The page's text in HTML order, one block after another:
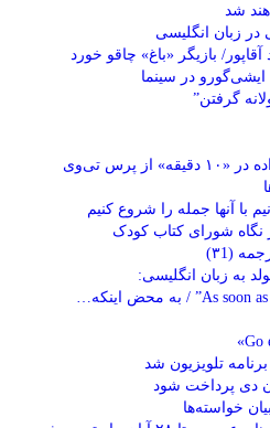
شد
در زبان انگلیسی
بازیگر «باغ» چاقو خورد
در سینما
گرفتن”
پرس تی‌وی
با آنها جمله را شروع کنیم
(۳1)
به زبان انگلیسی:
تلویزیون شد
دی پرداخت شود